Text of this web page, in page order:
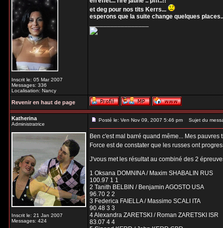
Inscrit le: 05 Mar 2007
Messages: 336
Localisation: Nancy
et deg pour nos tits Kerrs...
esperons que la suite change quelques
_________________
Revenir en haut de page
Katherina
Administratrice
Inscrit le: 21 Jan 2007
Messages: 424
Posté le: Ven Nov 09, 2007 5:46 pm Sujet du
Ben c'est mal barré quand même... Mes pauvres
Force est de constater que les russes ont
J'vous met les résultat au combiné des 2
1 Oksana DOMNINA / Maxim SHABALIN RUS
100.97 1 1
2 Tanith BELBIN / Benjamin AGOSTO USA
96.70 2 2
3 Federica FAIELLA / Massimo SCALI ITA
90.48 3 3
4 Alexandra ZARETSKI / Roman ZARETSKI ISR
83.07 4 4